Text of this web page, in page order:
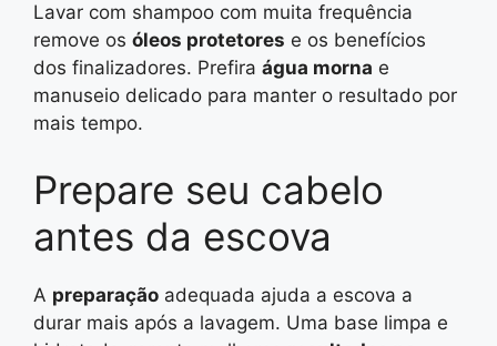
Lavar com shampoo com muita frequência
remove os óleos protetores e os benefícios
dos finalizadores. Prefira água morna e
manuseio delicado para manter o resultado por
mais tempo.
Prepare seu cabelo
antes da escova
A preparação adequada ajuda a escova a
durar mais após a lavagem. Uma base limpa e